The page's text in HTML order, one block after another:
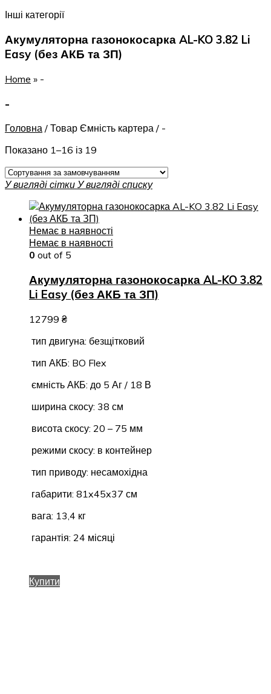
Інші категорії
Акумуляторна газонокосарка AL-KO 3.82 Li
Easy (без АКБ та ЗП)
Home » -
-
Головна / Товар Ємність картера / -
Показано 1–16 із 19
У вигляді сітки У вигляді списку
Немає в наявності
Немає в наявності
0 out of 5
Акумуляторна газонокосарка AL-KO 3.82
Li Easy (без АКБ та ЗП)
12799 ₴
тип двигуна: безщітковий
тип АКБ: BO Flex
ємність АКБ: до 5 Аг / 18 В
ширина скосу: 38 см
висота скосу: 20 – 75 мм
режими скосу: в контейнер
тип приводу: несамохідна
габарити: 81x45x37 см
вага: 13,4 кг
гарантія: 24 місяці
Купити